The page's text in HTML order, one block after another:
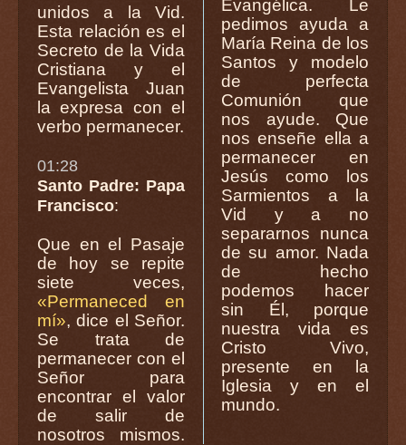
unidos a la Vid.
Esta relación es el
Secreto de la Vida
Cristiana y el
Evangelista Juan
la expresa con el
verbo permanecer.
01:28
Santo Padre: Papa
Francisco:
Que en el Pasaje
de hoy se repite
siete veces,
«Permaneced en
mí», dice el Señor.
Se trata de
permanecer con el
Señor para
encontrar el valor
de salir de
nosotros mismos.
Evangélica. Le
pedimos ayuda a
María Reina de los
Santos y modelo
de perfecta
Comunión que
nos ayude. Que
nos enseñe ella a
permanecer en
Jesús como los
Sarmientos a la
Vid y a no
separarnos nunca
de su amor. Nada
de hecho
podemos hacer
sin Él, porque
nuestra vida es
Cristo Vivo,
presente en la
Iglesia y en el
mundo.